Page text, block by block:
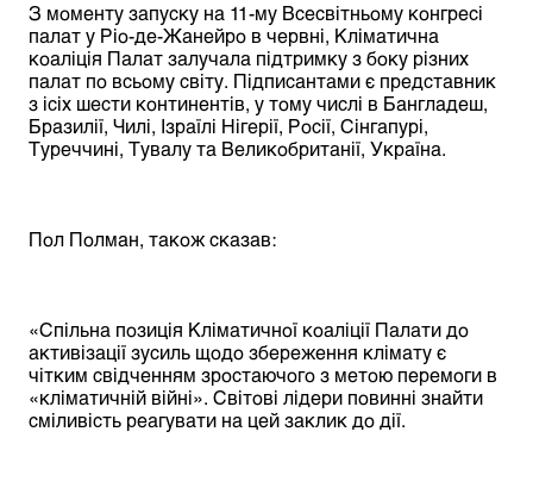
З моменту запуску на 11-му Всесвітньому конгресі
палат у Ріо-де-Жанейро в червні, Кліматична
коаліція Палат залучала підтримку з боку різних
палат по всьому світу. Підписантами є представник
з ісіх шести континентів, у тому числі в Бангладеш,
Бразилії, Чилі, Ізраїлі Нігерії, Росії, Сінгапурі,
Туреччині, Тувалу та Великобританії, Україна.
Пол Полман, також сказав:
«Спільна позиція Кліматичної коаліції Палати до
активізації зусиль щодо збереження клімату є
чітким свідченням зростаючого з метою перемоги в
«кліматичній війні». Світові лідери повинні знайти
сміливість реагувати на цей заклик до дії.